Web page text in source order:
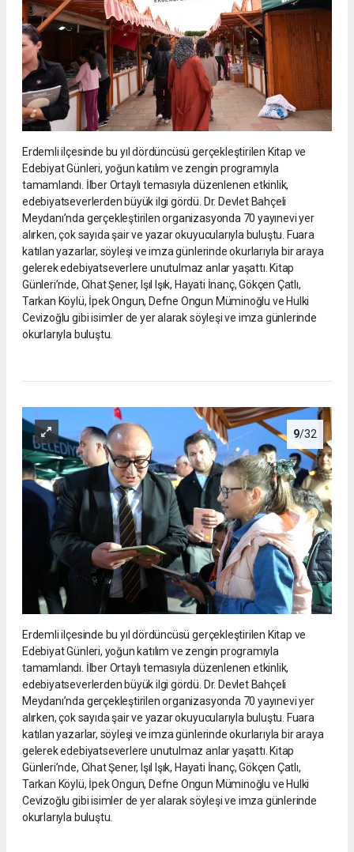
Erdemli ilçesinde bu yıl dördüncüsü gerçekleştirilen Kitap ve
Edebiyat Günleri, yoğun katılım ve zengin programıyla
tamamlandı. İlber Ortaylı temasıyla düzenlenen etkinlik,
edebiyatseverlerden büyük ilgi gördü. Dr. Devlet Bahçeli
Meydanı’nda gerçekleştirilen organizasyonda 70 yayınevi yer
alırken, çok sayıda şair ve yazar okuyucularıyla buluştu. Fuara
katılan yazarlar, söyleşi ve imza günlerinde okurlarıyla bir araya
gelerek edebiyatseverlere unutulmaz anlar yaşattı. Kitap
Günleri’nde, Cihat Şener, Işıl Işık, Hayati İnanç, Gökçen Çatlı,
Tarkan Köylü, İpek Ongun, Defne Ongun Müminoğlu ve Hulki
Cevizoğlu gibi isimler de yer alarak söyleşi ve imza günlerinde
okurlarıyla buluştu.
9/32
Erdemli ilçesinde bu yıl dördüncüsü gerçekleştirilen Kitap ve
Edebiyat Günleri, yoğun katılım ve zengin programıyla
tamamlandı. İlber Ortaylı temasıyla düzenlenen etkinlik,
edebiyatseverlerden büyük ilgi gördü. Dr. Devlet Bahçeli
Meydanı’nda gerçekleştirilen organizasyonda 70 yayınevi yer
alırken, çok sayıda şair ve yazar okuyucularıyla buluştu. Fuara
katılan yazarlar, söyleşi ve imza günlerinde okurlarıyla bir araya
gelerek edebiyatseverlere unutulmaz anlar yaşattı. Kitap
Günleri’nde, Cihat Şener, Işıl Işık, Hayati İnanç, Gökçen Çatlı,
Tarkan Köylü, İpek Ongun, Defne Ongun Müminoğlu ve Hulki
Cevizoğlu gibi isimler de yer alarak söyleşi ve imza günlerinde
okurlarıyla buluştu.